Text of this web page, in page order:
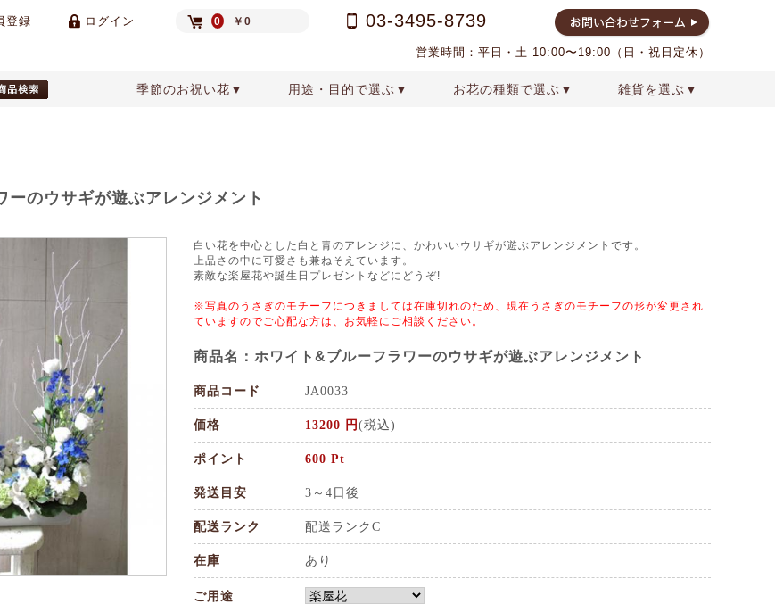
0 ￥0
登録 ログイン 03-3495-8739
営業時間：平日・土 10:00〜19:00（日・祝日定休）
季節のお祝い花▼ 用途・目的で選ぶ▼ お花の種類で選ぶ▼ 雑貨を選ぶ▼
ーのウサギが遊ぶアレンジメント
白い花を中心とした白と青のアレンジに、かわいいウサギが遊ぶアレンジメントです。
上品さの中に可愛さも兼ねそえています。
素敵な楽屋花や誕生日プレゼントなどにどうぞ!
※写真のうさぎのモチーフにつきましては在庫切れのため、現在うさぎのモチーフの形が変更され
ていますのでご心配な方は、お気軽にご相談ください。
商品名：ホワイト&ブルーフラワーのウサギが遊ぶアレンジメント
商品コード JA0033
価格 13200 円 (税込)
ポイント 600 Pt
発送目安 3～4日後
配送ランク 配送ランクC
在庫 あり
ご用途